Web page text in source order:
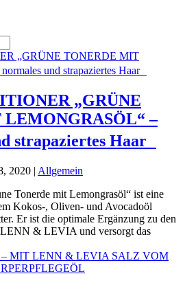
„GRÜNE
–
strapaziertes Haar
2020 | Allgemein
Tonerde mit Lemongrasöl“ ist eine
Kokos-, Oliven- und Avocadoöl
Er ist die optimale Ergänzung zu den
LENN & LEVIA und versorgt das